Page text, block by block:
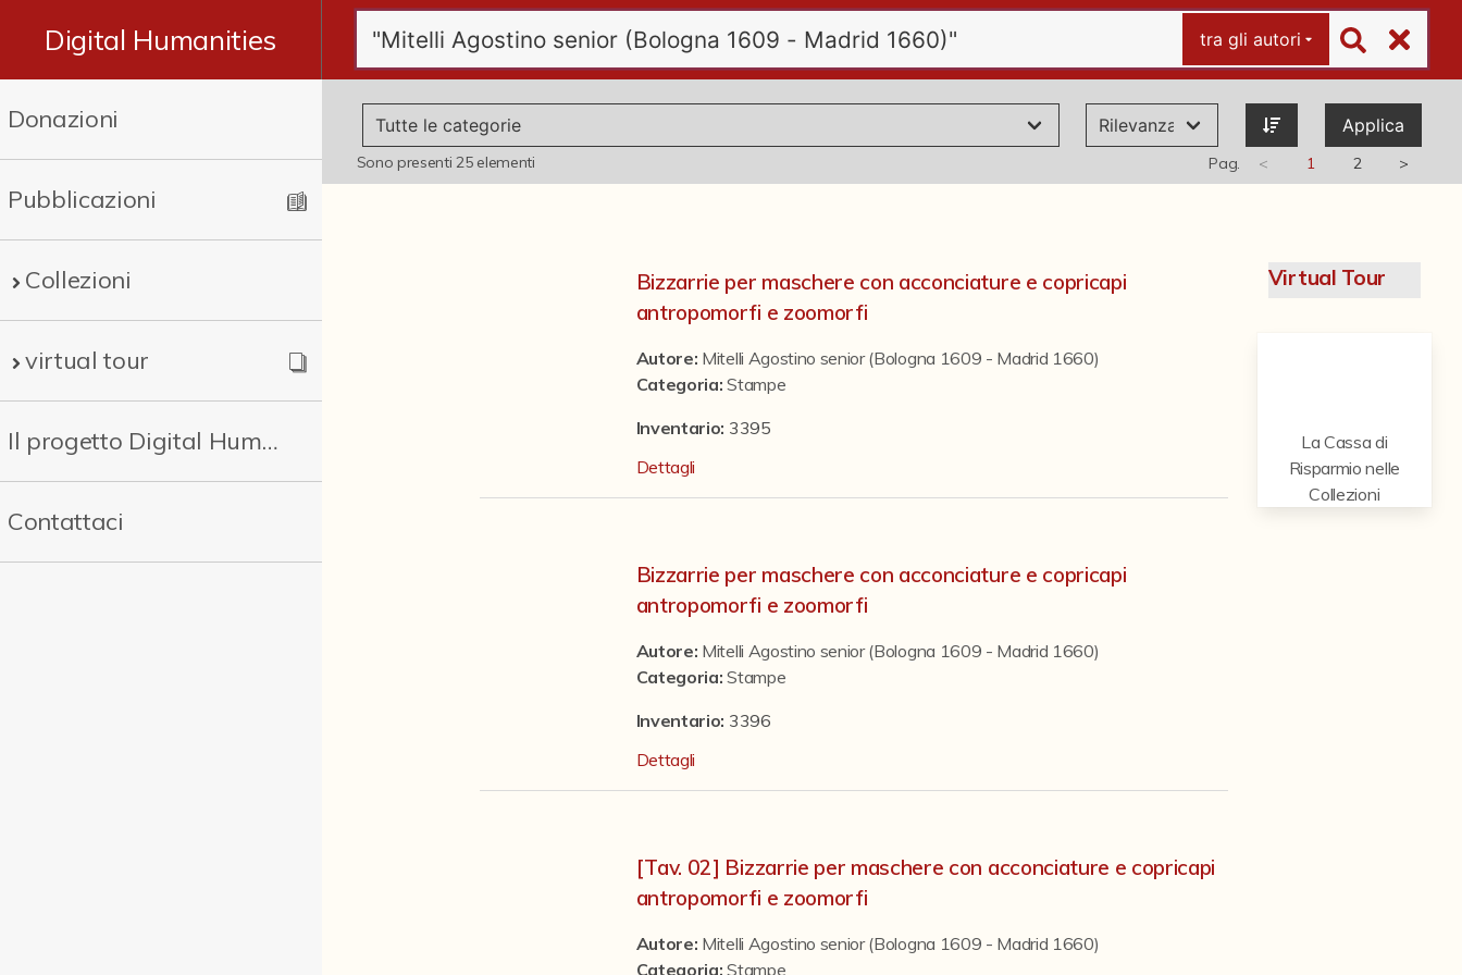
Digital Humanities
Donazioni
Pubblicazioni
Collezioni
virtual tour
Il progetto Digital Humanities
Contattaci
tra gli autori
Applica
Sono presenti25elementi Pag. < >
1 2
Bizzarrie per maschere con acconciature e copricapi
antropomorfi e zoomorfi
Autore: Mitelli Agostino senior (Bologna 1609 - Madrid 1660)
Categoria:Stampe
Inventario: 3395
Dettagli
Bizzarrie per maschere con acconciature e copricapi
antropomorfi e zoomorfi
Autore: Mitelli Agostino senior (Bologna 1609 - Madrid 1660)
Categoria:Stampe
Inventario: 3396
Dettagli
[Tav. 02] Bizzarrie per maschere con acconciature e copricapi
antropomorfi e zoomorfi
Autore: Mitelli Agostino senior (Bologna 1609 - Madrid 1660)
Categoria:Stampe
Virtual Tour
La Cassa di
Risparmio nelle
Collezioni